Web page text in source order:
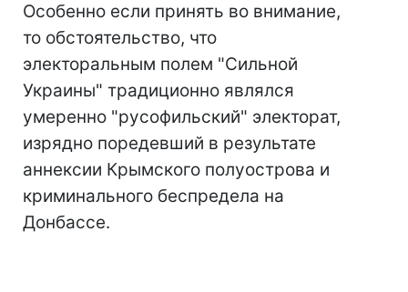
Особенно если принять во внимание,
то обстоятельство, что
электоральным полем "Сильной
Украины" традиционно являлся
умеренно "русофильский" электорат,
изрядно поредевший в результате
аннексии Крымского полуострова и
криминального беспредела на
Донбассе.